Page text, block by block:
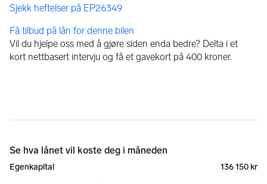
Få tilbud på lån for denne bilen
Vil du hjelpe oss med å gjøre siden enda bedre? Delta i et
kort nettbasert intervju og få et gavekort på 400 kroner.